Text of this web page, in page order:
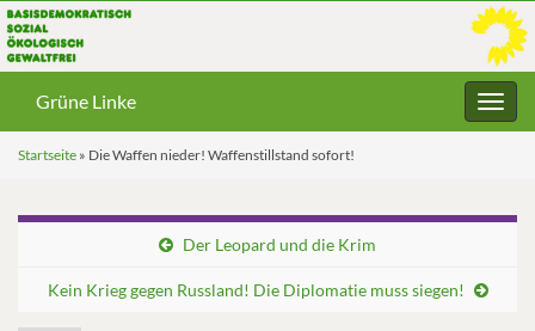
Grüne Linke
Startseite » Die Waffen nieder! Waffenstillstand sofort!
Der Leopard und die Krim
Kein Krieg gegen Russland! Die Diplomatie muss siegen!